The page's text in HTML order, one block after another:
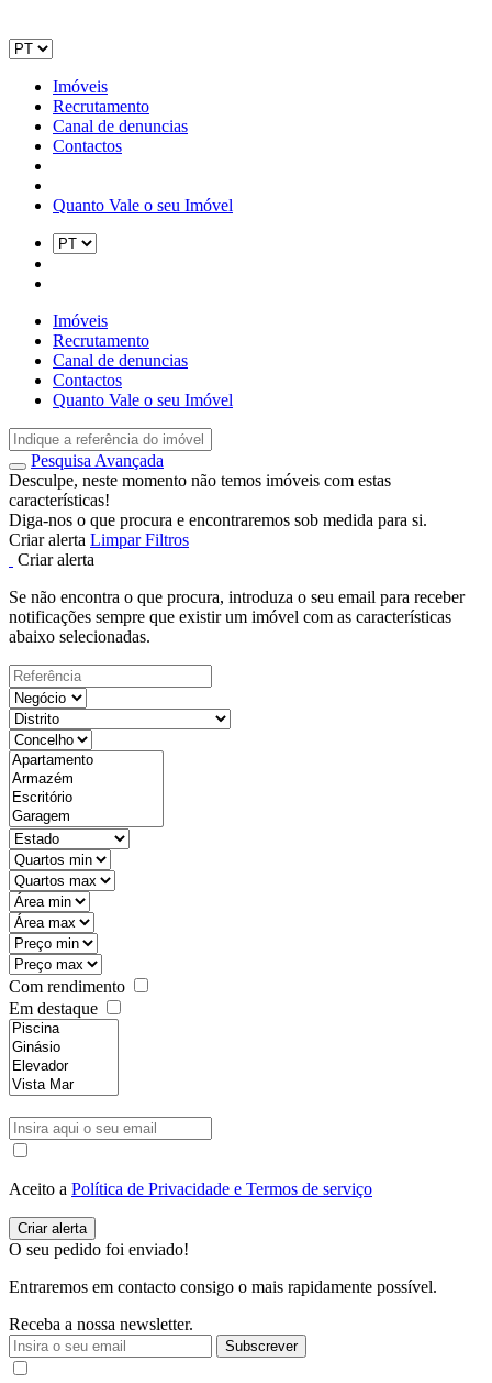
Imóveis
Recrutamento
Canal de denuncias
Contactos
Quanto Vale o seu Imóvel
Imóveis
Recrutamento
Canal de denuncias
Contactos
Quanto Vale o seu Imóvel
Pesquisa Avançada
Desculpe, neste momento não temos imóveis com estas
características!
Diga-nos o que procura e encontraremos sob medida para si.
Criar alerta Limpar Filtros
Criar alerta
Se não encontra o que procura, introduza o seu email para receber
notificações sempre que existir um imóvel com as características
abaixo selecionadas.
Com rendimento
Em destaque
Aceito a Política de Privacidade e Termos de serviço
O seu pedido foi enviado!
Entraremos em contacto consigo o mais rapidamente possível.
Receba a nossa newsletter.
Subscrever